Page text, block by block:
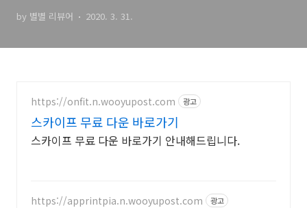
by 별별 리뷰어 2020. 3. 31.
https://onfit.n.wooyupost.com 광고
스카이프 무료 다운 바로가기
스카이프 무료 다운 바로가기 안내해드립니다.
https://apprintpia.n.wooyupost.com 광고